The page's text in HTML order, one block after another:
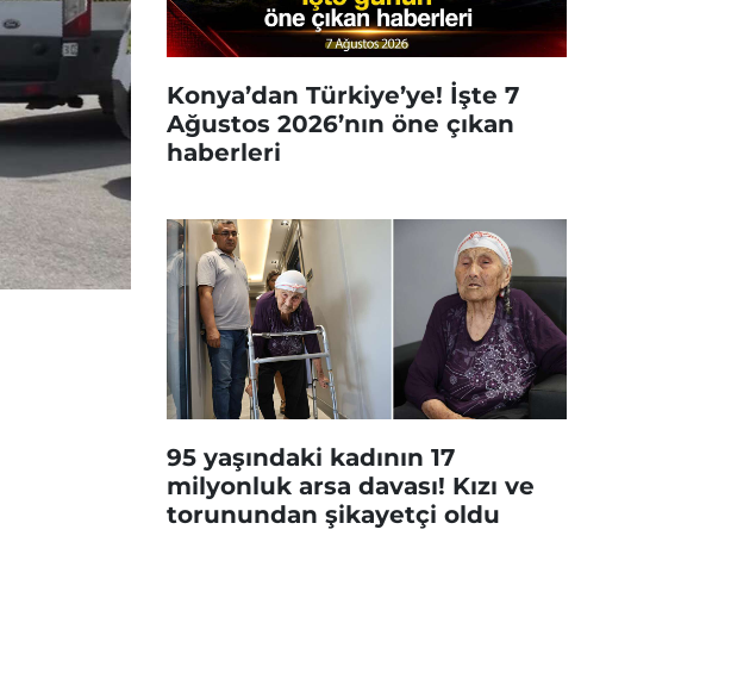
Konya’dan Türkiye’ye! İşte 7
Ağustos 2026’nın öne çıkan
haberleri
95 yaşındaki kadının 17
milyonluk arsa davası! Kızı ve
torunundan şikayetçi oldu